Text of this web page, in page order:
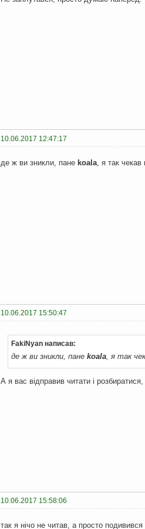
10.06.2017 12:47:17
де ж ви зникли, пане koala, я так чекав
10.06.2017 15:50:47
FakiNyan написав:
де ж ви зникли, пане koala, я так
А я вас відправив читати і
10.06.2017 15:58:06
так я нічо не читав, а просто